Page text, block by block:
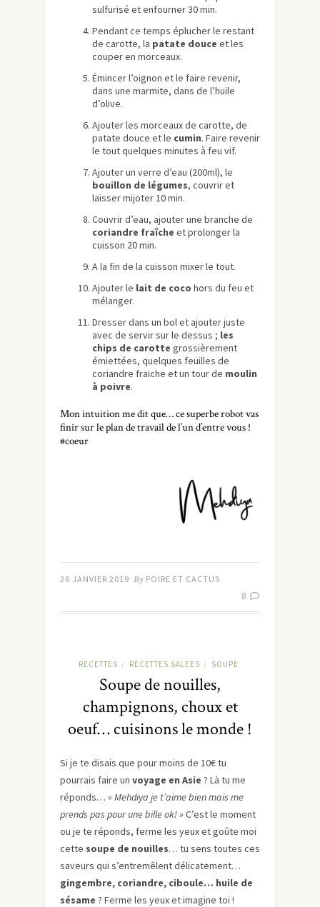
sulfurisé et enfourner 30 min.
Pendant ce temps éplucher le restant
de carotte, la patate douce et les
couper en morceaux.
Émincer l’oignon et le faire revenir,
dans une marmite, dans de l’huile
d’olive.
Ajouter les morceaux de carotte, de
patate douce et le cumin. Faire revenir
le tout quelques minutes à feu vif.
Ajouter un verre d’eau (200ml), le
bouillon de légumes, couvrir et
laisser mijoter 10 min.
Couvrir d’eau, ajouter une branche de
coriandre fraîche et prolonger la
cuisson 20 min.
A la fin de la cuisson mixer le tout.
Ajouter le lait de coco hors du feu et
mélanger.
Dresser dans un bol et ajouter juste
avec de servir sur le dessus ; les
chips de carotte grossièrement
émiettées, quelques feuilles de
coriandre fraiche et un tour de moulin
à poivre.
Mon intuition me dit que… ce superbe robot vas
finir sur le plan de travail de l’un d’entre vous !
#coeur
26 JANVIER 2019 By POIRE ET CACTUS
8
RECETTES / RECETTES SALEES / SOUPE
Soupe de nouilles,
champignons, choux et
oeuf… cuisinons le monde !
Si je te disais que pour moins de 10€ tu
pourrais faire un voyage en Asie ? Là tu me
réponds… « Mehdiya je t’aime bien mais me
prends pas pour une bille ok! »C’est le moment
ou je te réponds, ferme les yeux et goûte moi
cette soupe de nouilles… tu sens toutes ces
saveurs qui s’entremêlent délicatement…
gingembre, coriandre, ciboule… huile de
sésame ? Ferme les yeux et imagine toi !